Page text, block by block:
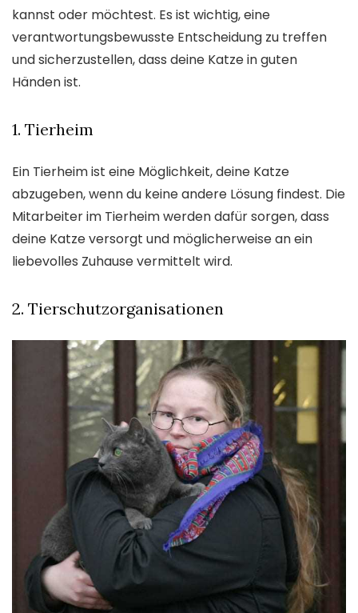
kannst oder möchtest. Es ist wichtig, eine
verantwortungsbewusste Entscheidung zu treffen
und sicherzustellen, dass deine Katze in guten
Händen ist.
1. Tierheim
Ein Tierheim ist eine Möglichkeit, deine Katze
abzugeben, wenn du keine andere Lösung findest. Die
Mitarbeiter im Tierheim werden dafür sorgen, dass
deine Katze versorgt und möglicherweise an ein
liebevolles Zuhause vermittelt wird.
2. Tierschutzorganisationen